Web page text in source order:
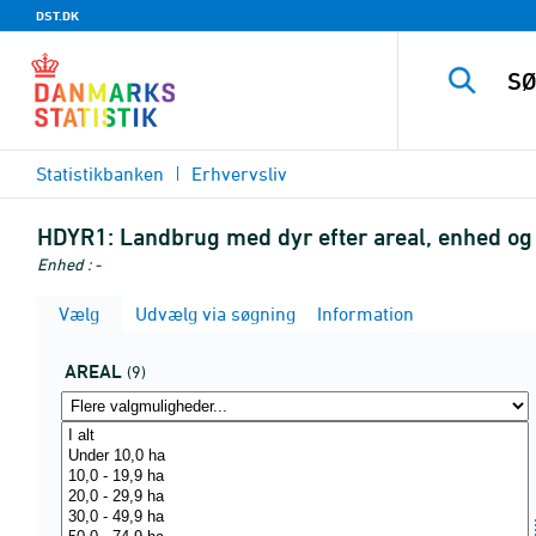
DST.DK
Statistikbanken Erhvervsliv
HDYR1: Landbrug med dyr efter areal, enhed
Enhed : -
Vælg Udvælg via søgning Information
AREAL (9)